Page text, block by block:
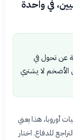
الباريسيين، في واحدة
عن تحول في
الأضخم لا يشتري
أوروبا، هذا يعني
للدفاع. اختار